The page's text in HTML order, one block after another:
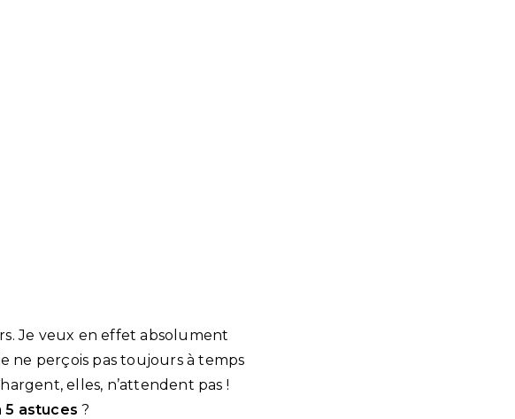
Je veux en effet absolument
ne perçois pas toujours à temps
elles, n’attendent pas !
astuces ?